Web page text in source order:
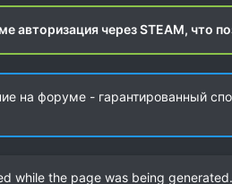
авторизация через STEAM, что
на форуме - гарантированный
while the page was being